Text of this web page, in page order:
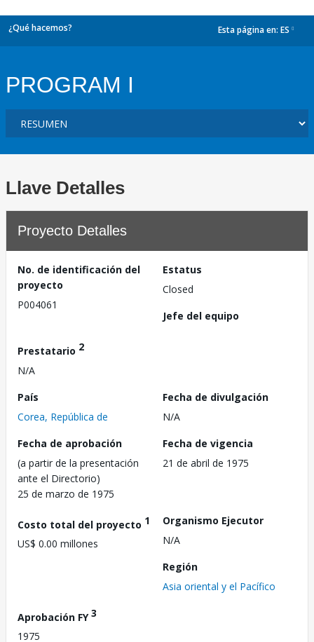
¿Qué hacemos? Esta página en: ES
PROGRAM I
Llave Detalles
Proyecto Detalles
No. de identificación del
proyecto
P004061
Estatus
Closed
Jefe del equipo
Prestatario 2
N/A
País
Corea, República de
Fecha de divulgación
N/A
Fecha de aprobación
(a partir de la presentación
ante el Directorio)
25 de marzo de 1975
Fecha de vigencia
21 de abril de 1975
Costo total del proyecto 1
US$ 0.00 millones
Organismo Ejecutor
N/A
Región
Asia oriental y el Pacífico
Aprobación FY3
1975